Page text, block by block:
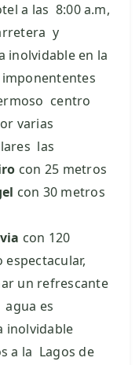
a las 8:00 a.m,
y
inolvidable en la
centro
varias
las
con 25 metros
con 30 metros
con 120
un refrescante
es
inolvidable
a la Lagos de